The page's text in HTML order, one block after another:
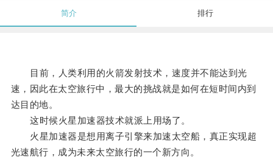
简介 排行
目前，人类利用的火箭发射技术，速度并不能达到光
速，因此在太空旅行中，最大的挑战就是如何在短时间内到
达目的地。
这时候火星加速器技术就派上用场了。
火星加速器是想用离子引擎来加速太空船，真正实现超
光速航行，成为未来太空旅行的一个新方向。